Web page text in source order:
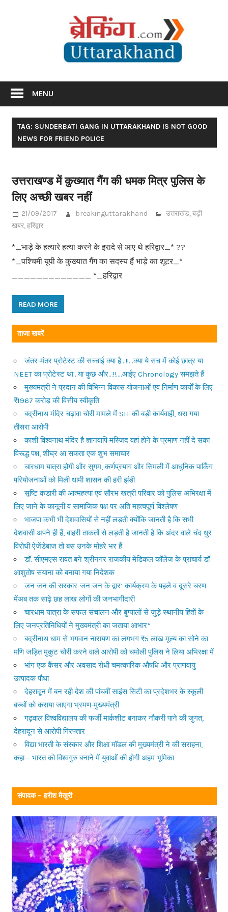
MENU
TAG: SUNDERBATI GANG IN UTTARAKHAND IS NOT GOOD
NEWS FOR FRIEND POLICE
उत्तराखण्ड में कुख्यात गैंग की धमक मित्र पुलिस के
लिए अच्छी खबर नहीं
21/09/2017 breakinguttarakhand उत्तराखंड,बड़ी
खबर,हरिद्वार
*_भाड़े के हत्यारे हत्या करने के इरादे से आए थे हरिद्वार_* ??
*_पश्चिमी यूपी के कुख्यात गैंग का सदस्य हैं भाड़े का शूटर_*
_____________ *_हरिद्वार
READ MORE
ताजा खबरें
जंतर-मंतर प्रोटेस्ट की सच्चाई क्या है…!!…क्या ये सच में कोई छात्र या
NEET का प्रोटेस्ट था…या कुछ और…!!….आईए Chronology समझते हैं
मुख्यमंत्री ने प्रदान की विभिन्न विकास योजनाओं एवं निर्माण कार्यों के लिए
₹1967 करोड़ की वित्तीय स्वीकृति
बद्रीनाथ मंदिर चढ़ावा चोरी मामले में SIT की बड़ी कार्यवाही, धरा गया
तीसरा आरोपी
काशी विश्वनाथ मंदिर है ज्ञानवापि मस्जिद वहां होने के प्रमाण नहीं दे सका
विरूद्ध पक्ष, शीघ्र आ सकता एक शुभ समाचार
चारधाम यात्रा होगी और सुगम, कर्णप्रयाग और सिमली में आधुनिक पार्किंग
परियोजनाओं को मिली धामी शासन की हरी झंडी
सृष्टि कंडारी की आत्महत्या एवं सौरभ खत्री परिवार को पुलिस अभिरक्षा में
लिए जाने के कानूनी व सामाजिक पक्ष पर अति महत्वपूर्ण विश्लेषण
भाजपा कभी भी देशवासियों से नहीं लड़ती क्योंकि जानती है कि सभी
देशवासी अपने ही हैं, बाहरी ताकतों से लड़ती है जानती है कि अंदर वाले चंद धुर
विरोधी ऐजेंडेबाज तो बस उनके मोहरे भर हैं
डॉ. सीएमएस रावत बने श्रीनगर राजकीय मेडिकल कॉलेज के प्राचार्य डॉ
आशुतोष सयाना को बनाया गया निदेशक
जन जन की सरकार-जन जन के द्वार’ कार्यक्रम के पहले व दूसरे चरण
मेंअब तक साढ़े छह लाख लोगों की जनभागीदारी
चारधाम यात्रा के सफल संचालन और बुग्यालों से जुड़े स्थानीय हितों के
लिए जनप्रतिनिधियों ने मुख्यमंत्री का जताया आभार*
बद्रीनाथ धाम से भगवान नारायण का लगभग ₹5 लाख मूल्य का सोने का
मणि जड़ित मुकुट चोरी करने वाले आरोपी को चमोली पुलिस ने लिया अभिरक्षा में
भांग एक कैंसर और अवसाद रोधी चमत्कारिक औषधि और प्राणवायु
उत्पादक पौधा
देहरादून में बन रही देश की पांचवीं साइंस सिटी का प्रदेशभर के स्कूली
बच्चों को कराया जाएगा भ्रमण-मुख्यमंत्री
गढ़वाल विश्वविद्यालय की फर्जी मार्कशीट बनाकर नौकरी पाने की जुगत,
देहरादून से आरोपी गिरफ्तार
विद्या भारती के संस्कार और शिक्षा मॉडल की मुख्यमंत्री ने की सराहना,
कहा— भारत को विश्वगुरु बनाने में युवाओं की होगी अहम भूमिका
संपादक – हरीश मैखुरी